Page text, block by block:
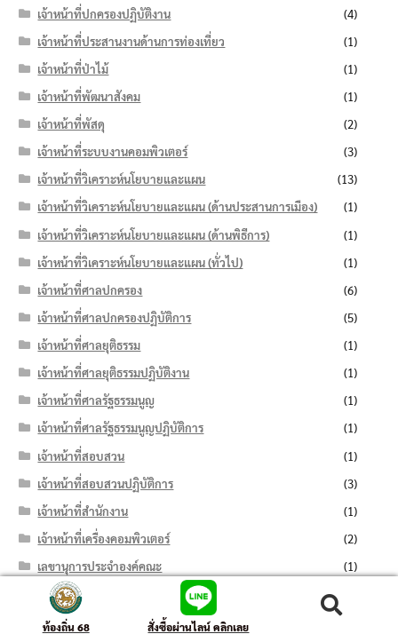
เจ้าหน้าที่ปกครองปฏิบัติงาน
(4)
เจ้าหน้าที่ประสานงานด้านการท่องเที่ยว
(1)
เจ้าหน้าที่ป่าไม้
(1)
เจ้าหน้าที่พัฒนาสังคม
(1)
เจ้าหน้าที่พัสดุ
(2)
เจ้าหน้าที่ระบบงานคอมพิวเตอร์
(3)
เจ้าหน้าที่วิเคราะห์นโยบายและแผน
(13)
เจ้าหน้าที่วิเคราะห์นโยบายและแผน (ด้านประสานการเมือง)
(1)
เจ้าหน้าที่วิเคราะห์นโยบายและแผน (ด้านพิธีการ)
(1)
เจ้าหน้าที่วิเคราะห์นโยบายและแผน (ทั่วไป)
(1)
เจ้าหน้าที่ศาลปกครอง
(6)
เจ้าหน้าที่ศาลปกครองปฏิบัติการ
(5)
เจ้าหน้าที่ศาลยุติธรรม
(1)
เจ้าหน้าที่ศาลยุติธรรมปฏิบัติงาน
(1)
เจ้าหน้าที่ศาลรัฐธรรมนูญ
(1)
เจ้าหน้าที่ศาลรัฐธรรมนูญปฏิบัติการ
(1)
เจ้าหน้าที่สอบสวน
(1)
เจ้าหน้าที่สอบสวนปฏิบัติการ
(3)
เจ้าหน้าที่สำนักงาน
(1)
เจ้าหน้าที่เครื่องคอมพิวเตอร์
(2)
เลขานุการประจำองค์คณะ
(1)
โครงการพัฒนาตำบลแบบบูรณาการ
ท้องถิ่น 68 สั่งซื้อผ่านไลน์ คลิกเลย